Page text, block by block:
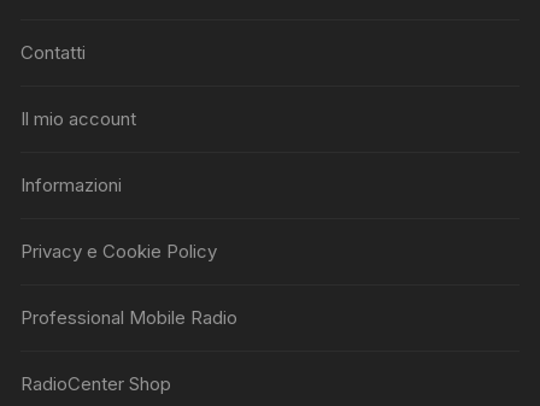
Contatti
Il mio account
Informazioni
Privacy e Cookie Policy
Professional Mobile Radio
RadioCenter Shop